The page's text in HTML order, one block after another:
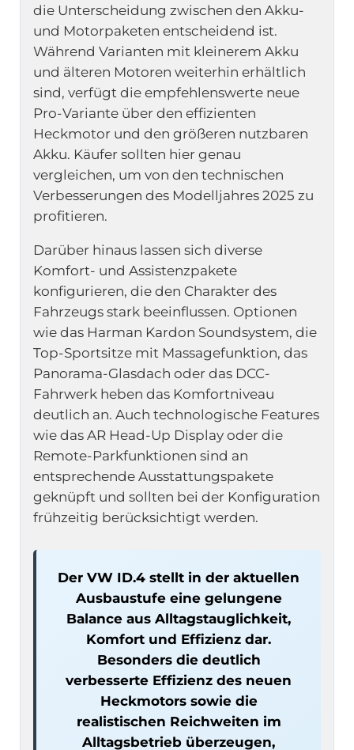
die Unterscheidung zwischen den Akku-
und Motorpaketen entscheidend ist.
Während Varianten mit kleinerem Akku
und älteren Motoren weiterhin erhältlich
sind, verfügt die empfehlenswerte neue
Pro-Variante über den effizienten
Heckmotor und den größeren nutzbaren
Akku. Käufer sollten hier genau
vergleichen, um von den technischen
Verbesserungen des Modelljahres 2025 zu
profitieren.
Darüber hinaus lassen sich diverse
Komfort- und Assistenzpakete
konfigurieren, die den Charakter des
Fahrzeugs stark beeinflussen. Optionen
wie das Harman Kardon Soundsystem, die
Top-Sportsitze mit Massagefunktion, das
Panorama-Glasdach oder das DCC-
Fahrwerk heben das Komfortniveau
deutlich an. Auch technologische Features
wie das AR Head-Up Display oder die
Remote-Parkfunktionen sind an
entsprechende Ausstattungspakete
geknüpft und sollten bei der Konfiguration
frühzeitig berücksichtigt werden.
Der VW ID.4 stellt in der aktuellen
Ausbaustufe eine gelungene
Balance aus Alltagstauglichkeit,
Komfort und Effizienz dar.
Besonders die deutlich
verbesserte Effizienz des neuen
Heckmotors sowie die
realistischen Reichweiten im
Alltagsbetrieb überzeugen,